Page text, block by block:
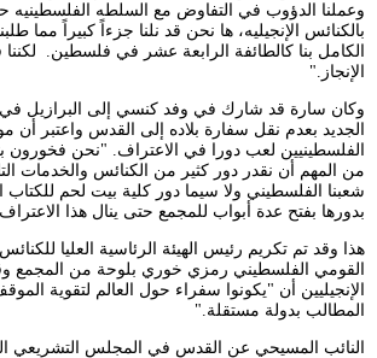
وعملنا الدؤوب في التفاوض مع السلطه الفلسطينيه
بالكنائس الإنجيليه، ها نحن قد نلنا جزءاً كبيراً مما
الكامل بنا كالطائفة الرابعة عشر في فلسطين. لكننا
الإنجاز."
وكان سارة قد شارك في وفد كنسي إلى البرازيل في
الجديد بعدم نقل سفارة بلاده إلى القدس واعتبر أن
الفلسطينيين لعب دورا في الاعتراف. "نحن فخورون
من المهم أن نقدر دور كثير من الكنائس والخدمات
شعبنا الفلسطيني ولا سيما دور كلية بيت لحم
بدورها بفتح عدة أبواب للمجمع حتى ينال هذا
هذا وقد تم تكريم رئيس الهيئة الرئاسية العليا
القومي الفلسطيني رمزي خوري بلوحة من
الإنجيليين أن "يكونوا سفراء حول العالم لتقوية
المطالب بدولة مستقلة."
النائب المسيحي عن القدس في المجلس التشريعي